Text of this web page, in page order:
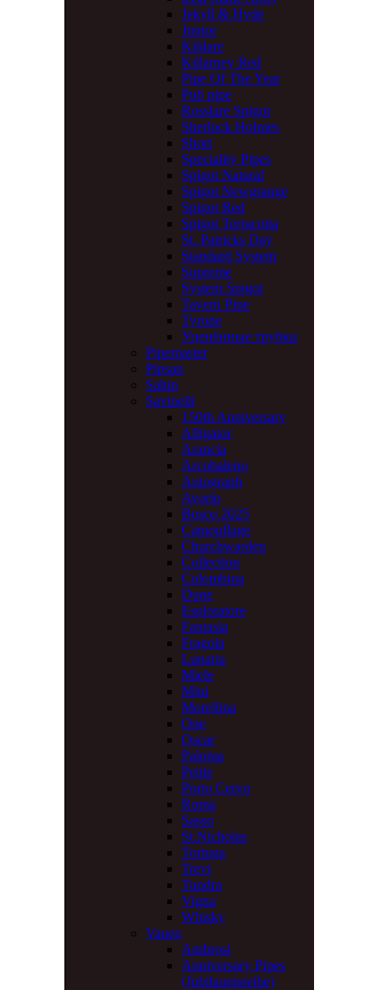
Jekyll & Hyde
Junior
Kildare
Killarney Red
Pipe Of The Year
Pub pipe
Rosslare Spigot
Sherlock Holmes
Short
Speciality Pipes
Spigot Natural
Spigot Newgrange
Spigot Red
Spigot Terracotta
St. Patricks Day
Standard System
Supreme
System Spigot
Tavern Pipe
Tyrone
Уценённые трубки
Pipemaster
Pipsan
Sahin
Savinelli
150th Anniversary
Alligator
Arancia
Arcobaleno
Autograph
Avorio
Bosco 2025
Camouflage
Churchwarden
Collection
Colombina
Dune
Esploratore
Fantasia
Fragola
Lunaria
Miele
Mini
Morellina
One
Oscar
Paloma
Petite
Porto Cervo
Roma
Sasso
St.Nicholas
Tortuga
Trevi
Tundra
Vigna
Whisky
Vauen
Ambrosi
Anniversary Pipes
(Jubilaumsreihe)